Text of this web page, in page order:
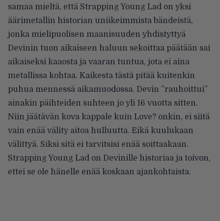
samaa mieltä, että Strapping Young Lad on yksi
äärimetallin historian uniikeimmista bändeistä,
jonka mielipuolisen maanisuuden yhdistyttyä
Devinin tuon aikaiseen haluun sekoittaa päätään sai
aikaiseksi kaaosta ja vaaran tuntua, jota ei aina
metallissa kohtaa. Kaikesta tästä pitää kuitenkin
puhua mennessä aikamuodossa. Devin ”rauhoittui”
ainakin päihteiden suhteen jo yli 16 vuotta sitten.
Niin jäätävän kova kappale kuin Love? onkin, ei siitä
vain enää välity aitoa hulluutta. Eikä kuulukaan
välittyä. Siksi sitä ei tarvitsisi enää soittaakaan.
Strapping Young Lad on Devinille historiaa ja toivon,
ettei se ole hänelle enää koskaan ajankohtaista.